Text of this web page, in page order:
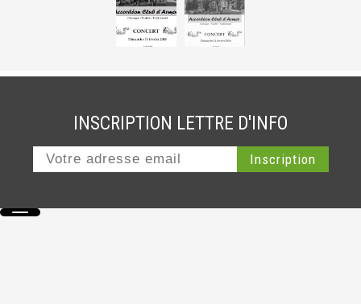
INSCRIPTION LETTRE D'INFO